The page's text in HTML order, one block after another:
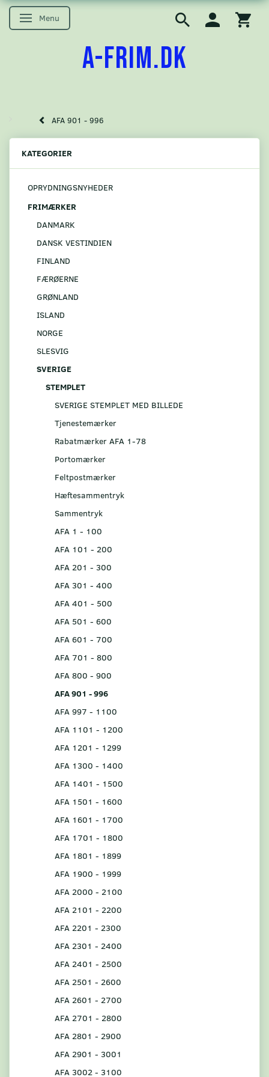
Skifte navigation
Menu
A-FRIM.DK
AFA 901 - 996
KATEGORIER
OPRYDNINGSNYHEDER
FRIMÆRKER
DANMARK
DANSK VESTINDIEN
FINLAND
FÆRØERNE
GRØNLAND
ISLAND
NORGE
SLESVIG
SVERIGE
STEMPLET
SVERIGE STEMPLET MED BILLEDE
Tjenestemærker
Rabatmærker AFA 1-78
Portomærker
Feltpostmærker
Hæftesammentryk
Sammentryk
AFA 1 - 100
AFA 101 - 200
AFA 201 - 300
AFA 301 - 400
AFA 401 - 500
AFA 501 - 600
AFA 601 - 700
AFA 701 - 800
AFA 800 - 900
AFA 901 - 996
AFA 997 - 1100
AFA 1101 - 1200
AFA 1201 - 1299
AFA 1300 - 1400
AFA 1401 - 1500
AFA 1501 - 1600
AFA 1601 - 1700
AFA 1701 - 1800
AFA 1801 - 1899
AFA 1900 - 1999
AFA 2000 - 2100
AFA 2101 - 2200
AFA 2201 - 2300
AFA 2301 - 2400
AFA 2401 - 2500
AFA 2501 - 2600
AFA 2601 - 2700
AFA 2701 - 2800
AFA 2801 - 2900
AFA 2901 - 3001
AFA 3002 - 3100